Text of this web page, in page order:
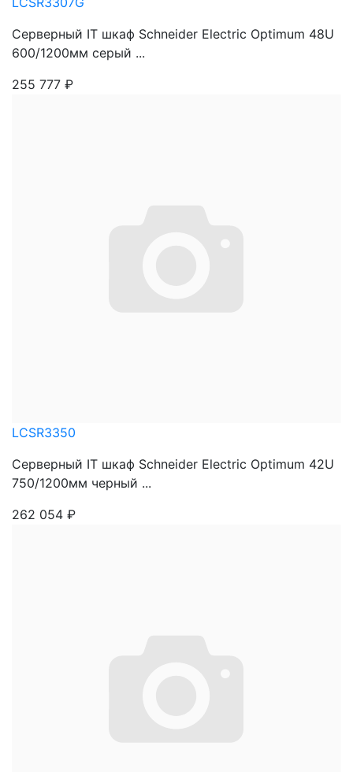
Серверный IT шкаф Schneider Electric Optimum 48U
600/1200мм серый ...
255 777 ₽
LCSR3350
Серверный IT шкаф Schneider Electric Optimum 42U
750/1200мм черный ...
262 054 ₽